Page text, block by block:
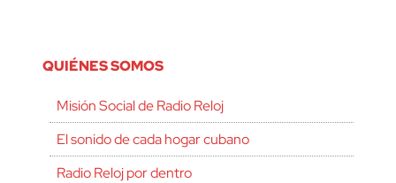
QUIÉNES SOMOS
Misión Social de Radio Reloj
El sonido de cada hogar cubano
Radio Reloj por dentro